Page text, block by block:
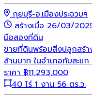
กุยบุรี-อ.เมืองประจวบฯ
สร้างเมื่อ 26/03/
มือสองที่ดิน
ขายที่ดินพร้อมสิ่งปลูกสร้า
ล้านบาท ในอำเภอทับสะแ
ราคา ฿11,293,000
40 ไร่ 1 งาน 56 ตร.ว.